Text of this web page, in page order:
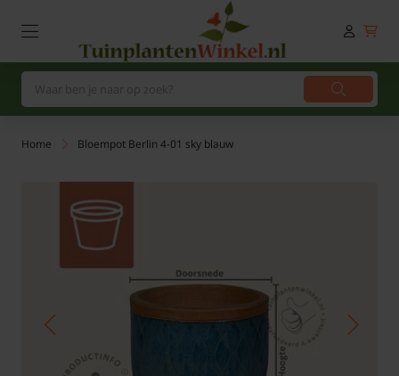
Home Bloempot Berlin 4-01 sky blauw